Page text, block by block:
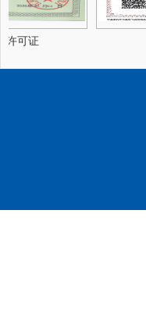
证